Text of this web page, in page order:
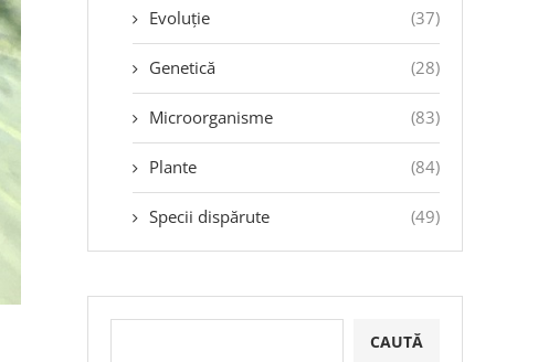
Evoluție (37)
Genetică (28)
Microorganisme (83)
Plante (84)
Specii dispărute (49)
CAUTĂ